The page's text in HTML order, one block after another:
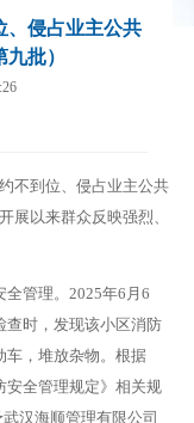
、侵占业主公共
批）
不到位、侵占业主公共
展以来群众反映强烈、
管理。2025年6月6
查时，发现该小区消防
车，堆放杂物。根据
安全管理规定》相关规
汉海顺管理有限公司